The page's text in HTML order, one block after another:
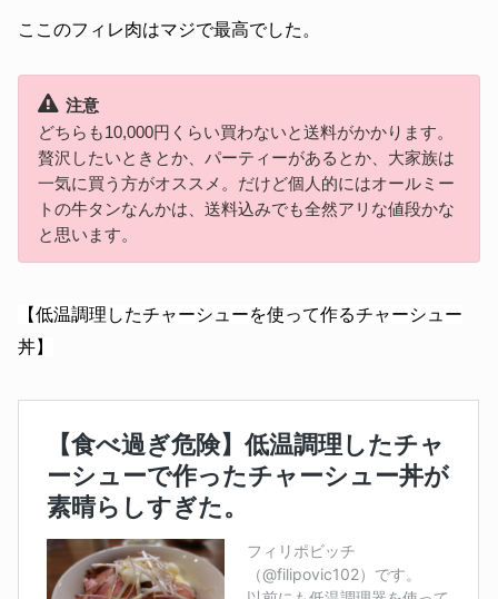
ここのフィレ肉はマジで最高でした。
注意
どちらも10,000円くらい買わないと送料がかかります。
贅沢したいときとか、パーティーがあるとか、大家族は
一気に買う方がオススメ。だけど個人的にはオールミー
トの牛タンなんかは、送料込みでも全然アリな値段かな
と思います。
【低温調理したチャーシューを使って作るチャーシュー
丼】